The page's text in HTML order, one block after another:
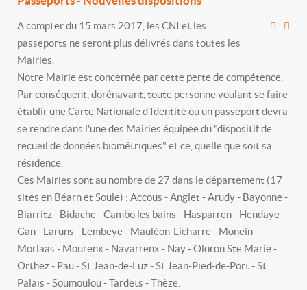
A compter du 15 mars 2017, les CNI et les
passeports ne seront plus délivrés dans toutes les
Mairies.
Notre Mairie est concernée par cette perte de compétence.
Par conséquent, dorénavant, toute personne voulant se faire
établir une Carte Nationale d'Identité ou un passeport devra
se rendre dans l'une des Mairies équipée du "dispositif de
recueil de données biométriques" et ce, quelle que soit sa
résidence.
Ces Mairies sont au nombre de 27 dans le département (17
sites en Béarn et Soule) : Accous - Anglet - Arudy - Bayonne -
Biarritz - Bidache - Cambo les bains - Hasparren - Hendaye -
Gan - Laruns - Lembeye - Mauléon-Licharre - Monein -
Morlaas - Mourenx - Navarrenx - Nay - Oloron Ste Marie -
Orthez - Pau - St Jean-de-Luz - St Jean-Pied-de-Port - St
Palais - Soumoulou - Tardets - Thèze.